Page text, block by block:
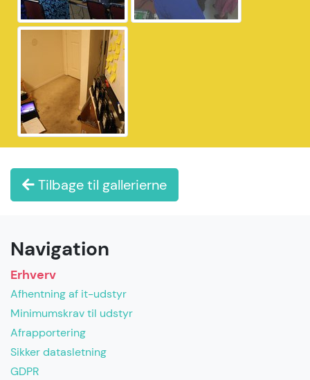
Tilbage til gallerierne
Navigation
Erhverv
Afhentning af it-udstyr
Minimumskrav til udstyr
Afrapportering
Sikker datasletning
GDPR